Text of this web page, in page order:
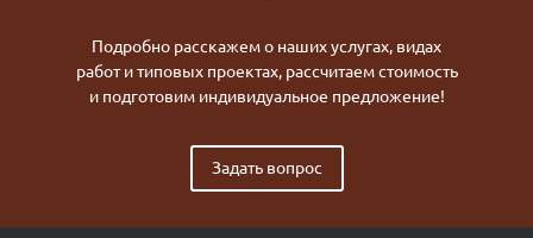
Подробно расскажем о наших услугах, видах
работ и типовых проектах, рассчитаем стоимость
и подготовим индивидуальное предложение!
Задать вопрос